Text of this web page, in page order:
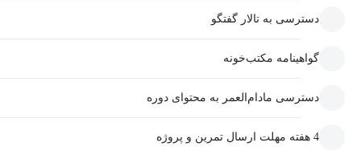
دسترسی به تالار گفتگو
گواهینامه مکتب‌خونه
دسترسی مادام‌العمر به محتوای دوره
4 هفته مهلت ارسال تمرین و پروژه